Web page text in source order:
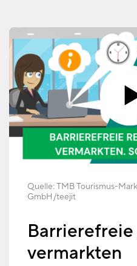
Quelle: TMB Tourismus-
GmbH teejit
vermarkten